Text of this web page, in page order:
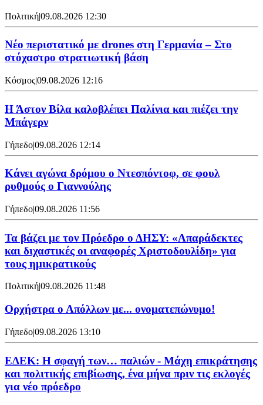
Πολιτική|09.08.2026 12:30
Νέο περιστατικό με drones στη Γερμανία – Στο
στόχαστρο στρατιωτική βάση
Κόσμος|09.08.2026 12:16
Η Άστον Βίλα καλοβλέπει Παλίνια και πιέζει την
Μπάγερν
Γήπεδο|09.08.2026 12:14
Kάνει αγώνα δρόμου ο Ντεσπόντοφ, σε φουλ
ρυθμούς ο Γιαννούλης
Γήπεδο|09.08.2026 11:56
Τα βάζει με τον Πρόεδρο ο ΔΗΣΥ: «Απαράδεκτες
και διχαστικές οι αναφορές Χριστοδουλίδη» για
τους ημικρατικούς
Πολιτική|09.08.2026 11:48
Ορχήστρα o Aπόλλων με... ονοματεπώνυμο!
Γήπεδο|09.08.2026 13:10
ΕΔΕΚ: Η σφαγή των… παλιών - Μάχη επικράτησης
και πολιτικής επιβίωσης, ένα μήνα πριν τις εκλογές
για νέο πρόεδρο